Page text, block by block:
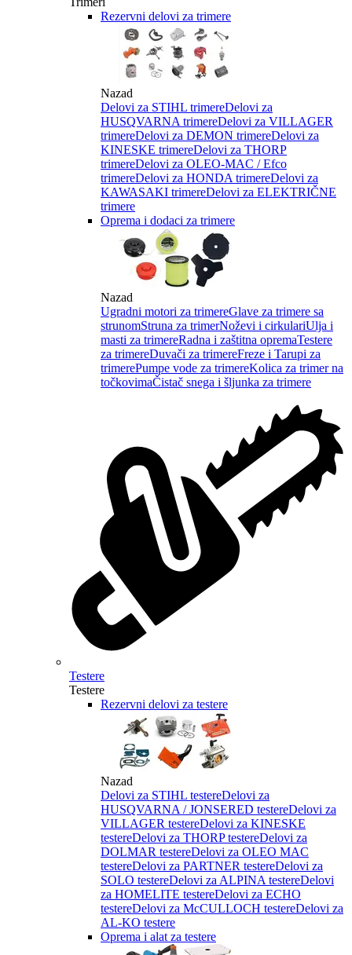
Rezervni delovi za trimere
Nazad
Delovi za STIHL trimereDelovi za
HUSQVARNA trimereDelovi za VILLAGER
trimereDelovi za DEMON trimereDelovi za
KINESKE trimereDelovi za THORP
trimereDelovi za OLEO-MAC / Efco
trimereDelovi za HONDA trimereDelovi za
KAWASAKI trimereDelovi za ELEKTRIČNE
trimere
Oprema i dodaci za trimere
Nazad
Ugradni motori za trimereGlave za trimere sa
strunomStruna za trimerNoževi i cirkulariUlja i
masti za trimereRadna i zaštitna opremaTestere
za trimereDuvači za trimereFreze i Tarupi za
trimerePumpe vode za trimereKolica za trimer na
točkovimaČistač snega i šljunka za trimere
Testere
Testere
Rezervni delovi za testere
Nazad
Delovi za STIHL testereDelovi za
HUSQVARNA / JONSERED testereDelovi za
VILLAGER testereDelovi za KINESKE
testereDelovi za THORP testereDelovi za
DOLMAR testereDelovi za OLEO MAC
testereDelovi za PARTNER testereDelovi za
SOLO testereDelovi za ALPINA testereDelovi
za HOMELITE testereDelovi za ECHO
testereDelovi za McCULLOCH testereDelovi za
AL-KO testere
Oprema i alat za testere